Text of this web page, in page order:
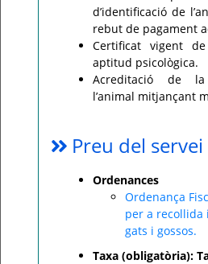
d’identificació de
rebut de pagament
Certificat vigent
aptitud psicològica.
Acreditació de
l’animal mitjançant
Preu del servei
Ordenances
Ordenança
per a
gats i gossos.
Taxa (obligatòria):